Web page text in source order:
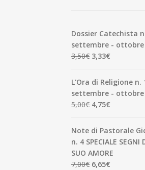
Dossier Catechista
settembre - ottobre
3,50€ Il
originale
era:
3,50€.
3,33€
attuale
è:
L'Ora di Religione n.
settembre - ottobre
5,00€ Il
originale
era:
5,00€.
4,75€
attuale
è:
4,75€.
Note di Pastorale
n. 4 SPECIALE SEGNI
SUO AMORE
7,00€ Il
6,65€